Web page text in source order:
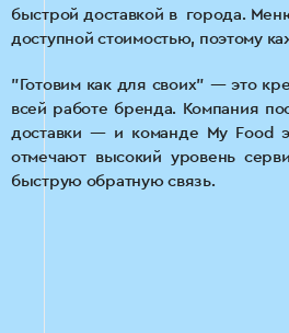
быстрой доставкой в ​​ города.
доступной стоимостью, поэтому
"Готовим как для своих" — это
всей работе бренда. Компания
доставки — и команде My Food
отмечают высокий уровень
быструю обратную связь.